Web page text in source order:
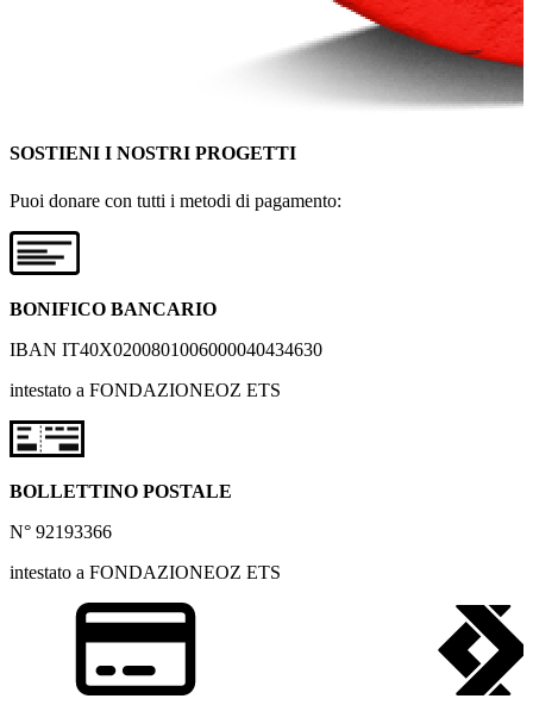
SOSTIENI I NOSTRI PROGETTI
Puoi donare con tutti i metodi di pagamento:
BONIFICO BANCARIO
IBAN IT40X0200801006000040434630
intestato a FONDAZIONEOZ ETS
BOLLETTINO POSTALE
N° 92193366
intestato a FONDAZIONEOZ ETS